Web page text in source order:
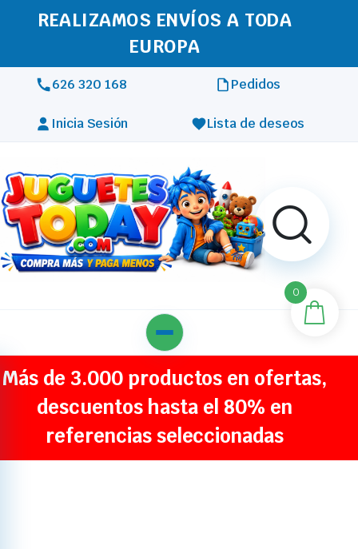
REALIZAMOS ENVÍOS A TODA
EUROPA
626 320 168 Pedidos
Inicia Sesión Lista de deseos
Más de 3.000 productos en ofertas,
descuentos hasta el 80% en
referencias seleccionadas
0